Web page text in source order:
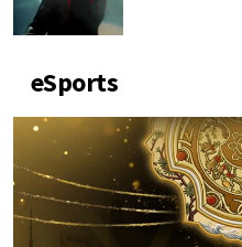
eSports